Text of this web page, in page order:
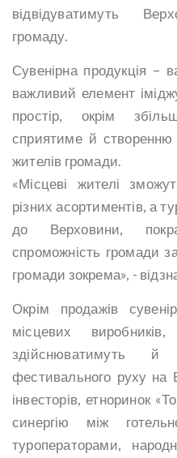
відвідуватимуть
громаду.
Сувенірна продукція –
важливий елемент
простір, окрім
сприятиме й
жителів громади.
«Місцеві жителі
різних асортиментів, а
до Верховини,
спроможність громади
громади зокрема», -
Окрім продажів
місцевих виробників,
здійснюватимуть й
фестивального руху на
інвесторів, етноринок
синергію між
туроператорами,